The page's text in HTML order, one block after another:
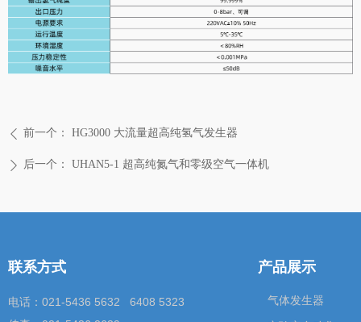
ꄴ 前一个： HG3000 大流量超高纯氢气发生器
ꄲ 后一个： UHAN5-1 超高纯氮气和零级空气一体机
联系方式
电话：021-5436 5632 6408 5323
产品展示
气体发生器